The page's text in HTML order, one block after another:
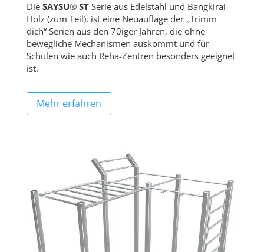
Die SAYSU®STSerie aus Edelstahl und Bangkirai-
Holz (zum Teil), ist eine Neuauflage der „Trimm
dich“ Serien aus den 70iger Jahren, die ohne
bewegliche Mechanismen auskommt und für
Schulen wie auch Reha-Zentren besonders geeignet
ist.
Mehr erfahren